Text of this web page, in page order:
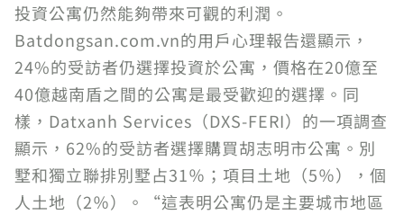
投資公寓仍然能夠帶來可觀的利潤。
Batdongsan.com.vn的用戶心理報告還顯示，
24%的受訪者仍選擇投資於公寓，價格在20億至
40億越南盾之間的公寓是最受歡迎的選擇。同
樣，Datxanh Services（DXS-FERI）的一項調查
顯示，62%的受訪者選擇購買胡志明市公寓。別
墅和獨立聯排別墅占31％；項目土地（5％），個
人土地（2％）。“這表明公寓仍是主要城市地區